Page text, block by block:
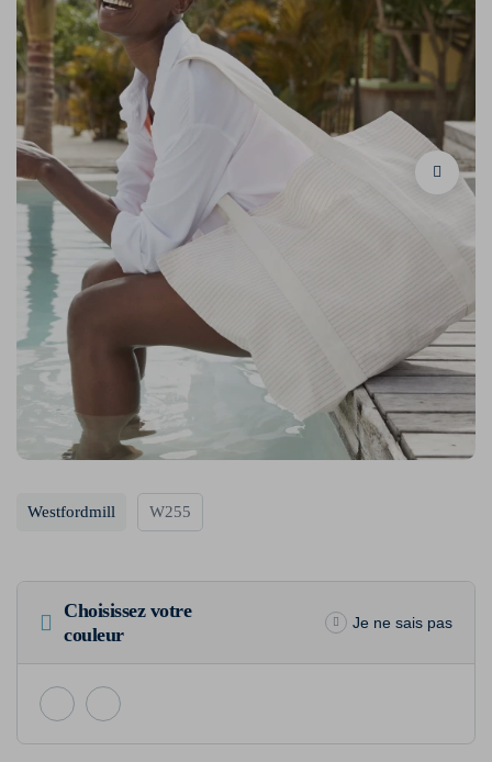
Westfordmill W255
Choisissez votre
couleur
Je ne sais pas